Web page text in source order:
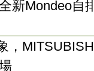
新Mondeo自
，